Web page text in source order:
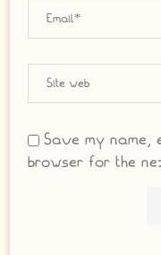
Save my name,
browser for the